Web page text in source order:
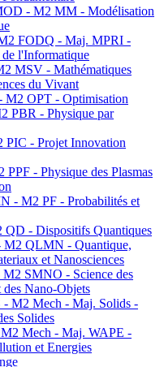
- M2 MM - Modélisation
FODQ - Maj. MPRI -
de l'Informatique
MSV - Mathématiques
du Vivant
OPT - Optimisation
PBR - Physique par
PIC - Projet Innovation
PPF - Physique des Plasmas
- M2 PF - Probabilités et
- Dispositifs Quantiques
QLMN - Quantique,
et Nanosciences
SMNO - Science des
Nano-Objets
M2 Mech - Maj. Solids -
Solides
Mech - Maj. WAPE -
et Energies